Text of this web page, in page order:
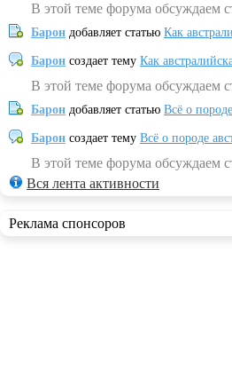
В этой теме форума обсуждаем
Барон добавляет статью Как
Барон создает тему Как
В этой теме форума обсуждаем
Барон добавляет статью Всё о
Барон создает тему Всё о породе
В этой теме форума обсуждаем
Вся лента активности
Реклама спонсоров